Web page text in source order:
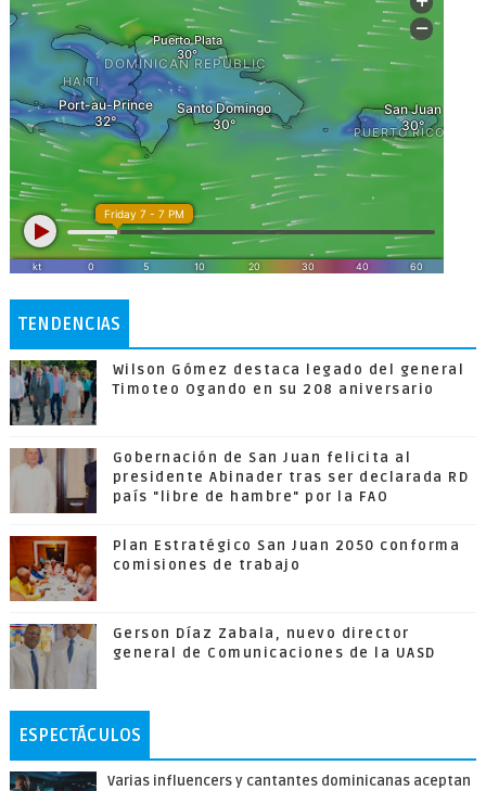
TENDENCIAS
Wilson Gómez destaca legado del general
Timoteo Ogando en su 208 aniversario
Gobernación de San Juan felicita al
presidente Abinader tras ser declarada RD
país "libre de hambre" por la FAO
Plan Estratégico San Juan 2050 conforma
comisiones de trabajo
Gerson Díaz Zabala, nuevo director
general de Comunicaciones de la UASD
ESPECTÁCULOS
Varias influencers y cantantes dominicanas aceptan